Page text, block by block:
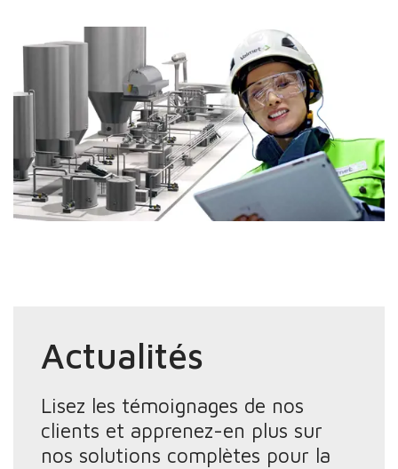
Actualités
Lisez les témoignages de nos
clients et apprenez-en plus sur
nos solutions complètes pour la